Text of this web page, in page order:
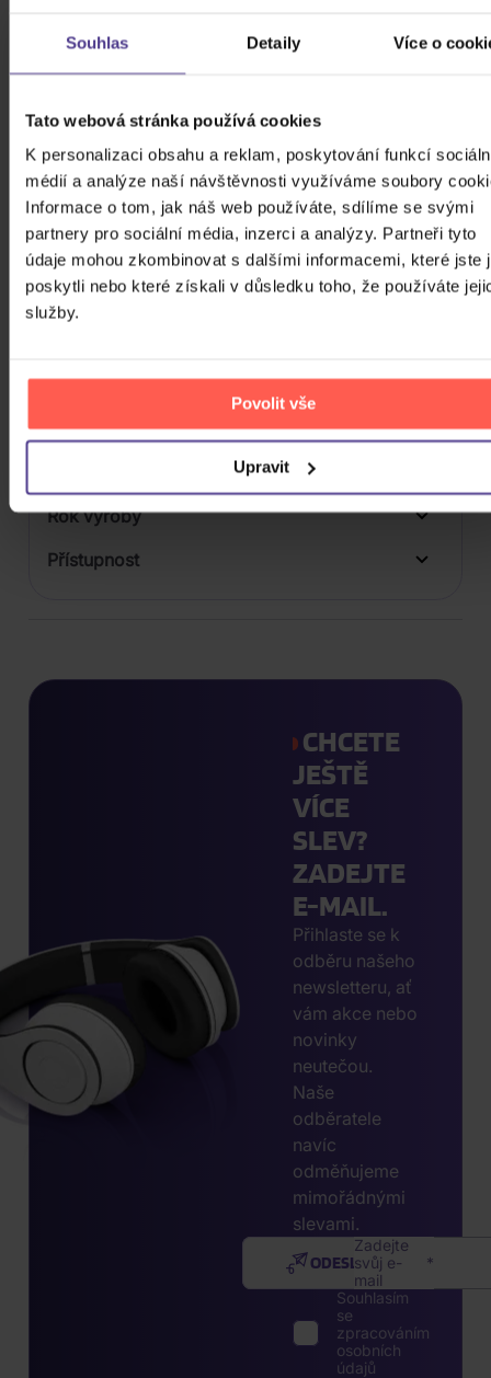
Souhlas Detaily Více o
Tato webová stránka používá cookies
K personalizaci obsahu a reklam, poskytování funkcí
médií a analýze naší návštěvnosti využíváme soubory
Informace o tom, jak náš web používáte, sdílíme se svými
partnery pro sociální média, inzerci a analýzy. Partneři tyto
údaje mohou zkombinovat s dalšími informacemi, které jste
poskytli nebo které získali v důsledku toho, že používáte
služby.
Povolit vše
Upravit
CD
Počet CD
Počet MC
Počet DVD
Počet BD
Počet vinyl
Počet KiT
Balení média
Počet Platform Album
Zvuk
Rok výroby
Přístupnost
CHCETE
JEŠTĚ
VÍCE
SLEV?
ZADEJTE
E-MAIL.
Přihlaste se k
odběru našeho
newsletteru, ať
vám akce nebo
novinky
neutečou.
Naše
odběratele
navíc
odměňujeme
mimořádnými
slevami.
Zadejte
svůj e-
mail
ODESLAT
Souhlasím
se
zpracováním
osobních
údajů